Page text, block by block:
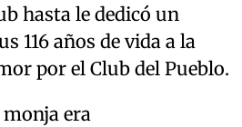
hasta le dedicó un
116 años de vida a la
por el Club del Pueblo.
monja era